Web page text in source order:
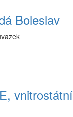
Boleslav